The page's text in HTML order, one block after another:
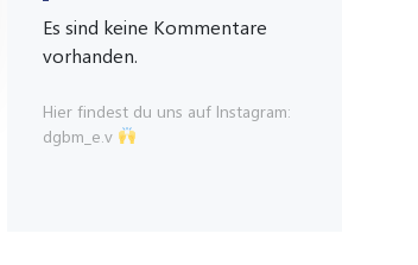
Es sind keine Kommentare
vorhanden.
Hier findest du uns auf Instagram:
dgbm_e.v